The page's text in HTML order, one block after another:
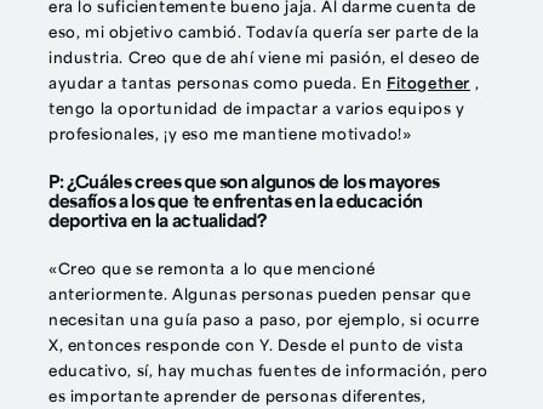
era lo suficientemente bueno jaja. Al darme cuenta de
eso, mi objetivo cambió. Todavía quería ser parte de la
industria. Creo que de ahí viene mi pasión, el deseo de
ayudar a tantas personas como pueda. En Fitogether ,
tengo la oportunidad de impactar a varios equipos y
profesionales, ¡y eso me mantiene motivado!»
P: ¿Cuáles crees que son algunos de los mayores
desafíos a los que te enfrentas en la educación
deportiva en la actualidad?
«Creo que se remonta a lo que mencioné
anteriormente. Algunas personas pueden pensar que
necesitan una guía paso a paso, por ejemplo, si ocurre
X, entonces responde con Y. Desde el punto de vista
educativo, sí, hay muchas fuentes de información, pero
es importante aprender de personas diferentes,